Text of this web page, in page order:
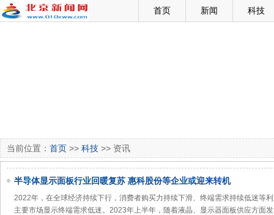
首页 新闻 科技
当前位置： 首页 >> 科技 >> 资讯
半导体显示面板行业回暖复苏 惠科股份等企业或迎来转机
2022年，在全球经济持续下行，消费者购买力持续下滑、终端需求持续低迷等
主要市场显示终端需求低迷。2023年上半年，随着液晶、显示器面板供应方面